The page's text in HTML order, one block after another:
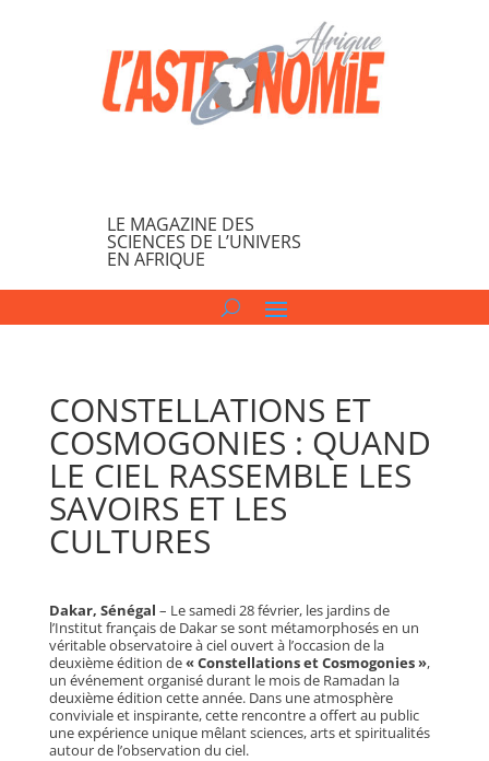
LE MAGAZINE DES
SCIENCES DE L’UNIVERS
EN AFRIQUE
CONSTELLATIONS ET
COSMOGONIES : QUAND
LE CIEL RASSEMBLE LES
SAVOIRS ET LES
CULTURES
Dakar, Sénégal – Le samedi 28 février, les jardins de
l’Institut français de Dakar se sont métamorphosés en un
véritable observatoire à ciel ouvert à l’occasion de la
deuxième édition de« Constellations et Cosmogonies »,
un événement organisé durant le mois de Ramadan la
deuxième édition cette année. Dans une atmosphère
conviviale et inspirante, cette rencontre a offert au public
une expérience unique mêlant sciences, arts et spiritualités
autour de l’observation du ciel.